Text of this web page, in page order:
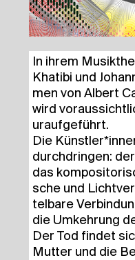
In ihrem
Kha­ti­bi und
men von Albert
wird
uraufgeführt.
Die
durch­drin­gen:
das
sche und
tel­ba­re
die Umkeh­rung
Der Tod fin­det
Mut­ter und die